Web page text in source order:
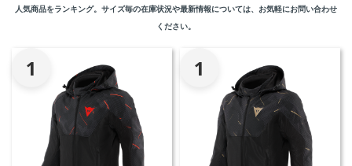
人気商品をランキング。サイズ毎の在庫状況や最新情報については、お気軽にお問い合わせ
ください。
1 1